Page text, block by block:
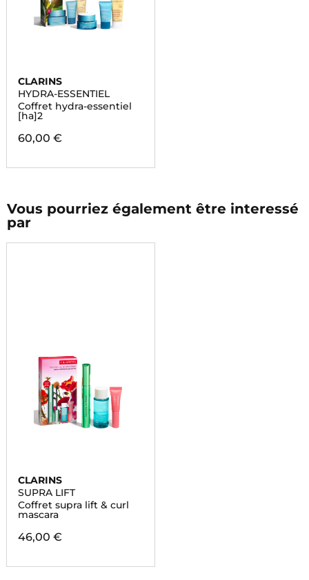
CLARINS
HYDRA-ESSENTIEL
Coffret hydra-essentiel
[ha]2
60,00 €
Vous pourriez également être interessé
par
CLARINS
SUPRA LIFT
Coffret supra lift & curl
mascara
46,00 €